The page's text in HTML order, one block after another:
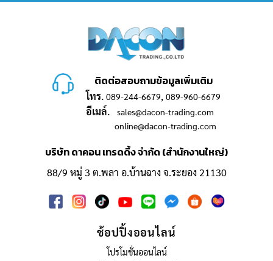
ติดต่อสอบถามข้อมูลเพิ่มเติม
โทร. 089-244-6679, 089-960-6679
อีเมล์.
sales@dacon-trading.com
online@dacon-trading.com
บริษัท ดาคอน เทรดดิ้ง จำกัด (สำนักงานใหญ่)
88/9 หมู่ 3 ต.พลา อ.บ้านฉาง จ.ระยอง 21130
ช้อปปิ้งออนไลน์
โปรโมชั่นออนไลน์